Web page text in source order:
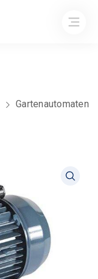
Gartenautomaten